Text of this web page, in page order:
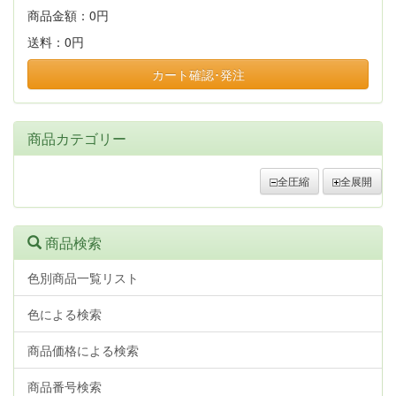
商品金額： 0円
送料： 0円
カート確認･発注
商品カテゴリー
全圧縮 全展開
商品検索
色別商品一覧リスト
色による検索
商品価格による検索
商品番号検索